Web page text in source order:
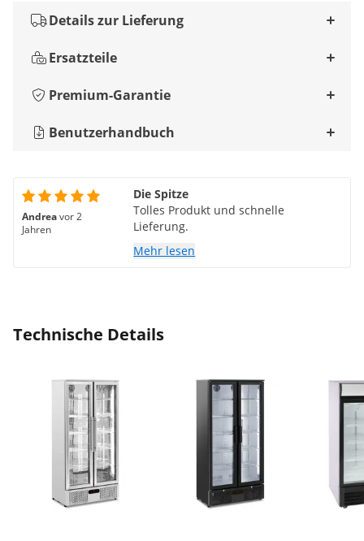
Details zur Lieferung
Ersatzteile
Premium-Garantie
Benutzerhandbuch
Andreavor 2
Jahren
Die Spitze
Tolles Produkt und schnelle
Lieferung.
Mehr lesen
Technische Details